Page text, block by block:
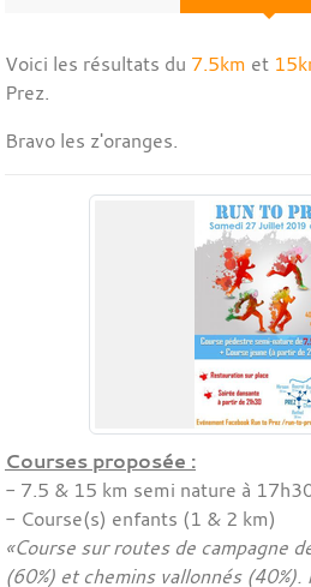
Voici les résultats du 7.5km et
Prez.
Bravo les z'oranges.
Courses proposée :
- 7.5 & 15 km semi nature à
- Course(s) enfants (1 & 2 km)
«Course sur routes de campagne
(60%) et chemins vallonnés (40%).